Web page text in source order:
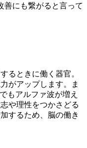
善にも繋がると言って
るときに働く器官。
がアップします。ま
もアルファ波が増え
や理性をつかさどる
するため、脳の働き